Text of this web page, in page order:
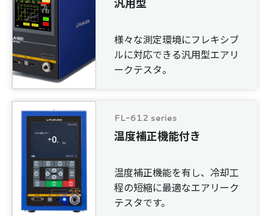
様々な測定環境にフレキシブ
ルに対応できる汎用型エアリ
ークテスタ。
FL-612 series
温度補正機能付き
温度補正機能を有し、冷却工
程の短縮に最適なエアリーク
テスタです。